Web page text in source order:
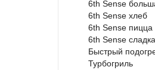
6th Sense
6th Sense хлеб
6th Sense пицца
6th Sense
Быстрый
Турбогриль